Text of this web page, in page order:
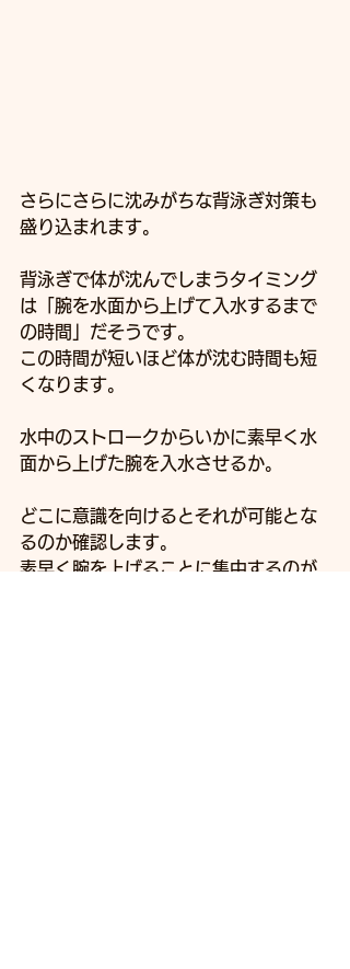
さらにさらに沈みがちな背泳ぎ対策も
盛り込まれます。
背泳ぎで体が沈んでしまうタイミング
は「腕を水面から上げて入水するまで
の時間」だそうです。
この時間が短いほど体が沈む時間も短
くなります。
水中のストロークからいかに素早く水
面から上げた腕を入水させるか。
どこに意識を向けるとそれが可能とな
るのか確認します。
素早く腕を上げることに集中するのが